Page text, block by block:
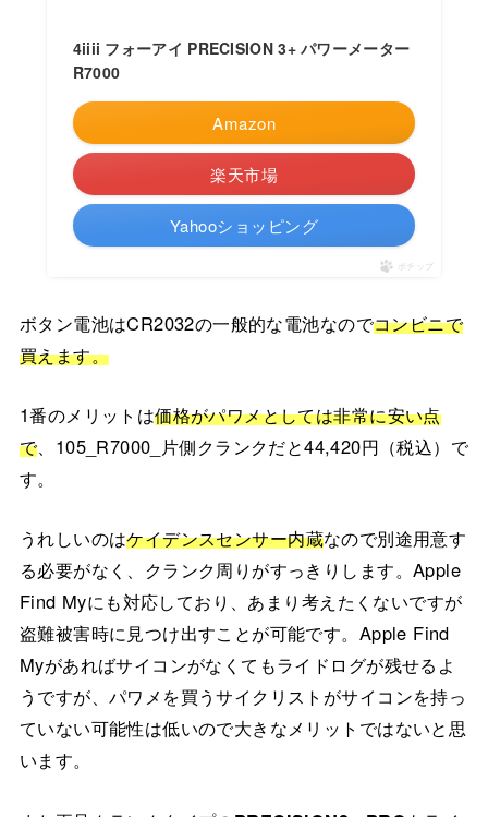
4iiii フォーアイ PRECISION 3+ パワーメーター
R7000
Amazon
楽天市場
Yahooショッピング
ポチップ
ボタン電池はCR2032の一般的な電池なのでコンビニで
買えます。
1番のメリットは価格がパワメとしては非常に安い点
で、105_R7000_片側クランクだと44,420円（税込）で
す。
うれしいのはケイデンスセンサー内蔵なので別途用意す
る必要がなく、クランク周りがすっきりします。Apple
Find Myにも対応しており、あまり考えたくないですが
盗難被害時に見つけ出すことが可能です。Apple Find
Myがあればサイコンがなくてもライドログが残せるよ
うですが、パワメを買うサイクリストがサイコンを持っ
ていない可能性は低いので大きなメリットではないと思
います。